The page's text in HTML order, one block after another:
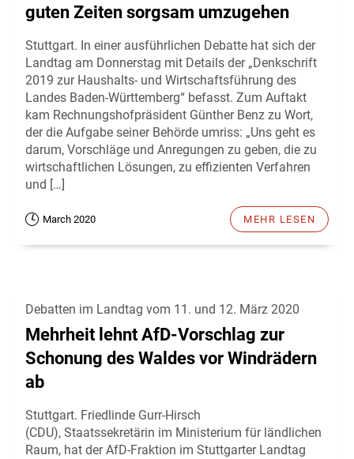
guten Zeiten sorgsam umzugehen
Stuttgart. In einer ausführlichen Debatte hat sich der
Landtag am Donnerstag mit Details der „Denkschrift
2019 zur Haushalts- und Wirtschaftsführung des
Landes Baden-Württemberg“ befasst. Zum Auftakt
kam Rechnungshofpräsident Günther Benz zu Wort,
der die Aufgabe seiner Behörde umriss: „Uns geht es
darum, Vorschläge und Anregungen zu geben, die zu
wirtschaftlichen Lösungen, zu effizienten Verfahren
und […]
March 2020 MEHR LESEN
Debatten im Landtag vom 11. und 12. März 2020
Mehrheit lehnt AfD-Vorschlag zur
Schonung des Waldes vor Windrädern
ab
Stuttgart. Friedlinde Gurr-Hirsch
(CDU), Staatssekretärin im Ministerium für ländlichen
Raum, hat der AfD-Fraktion im Stuttgarter Landtag